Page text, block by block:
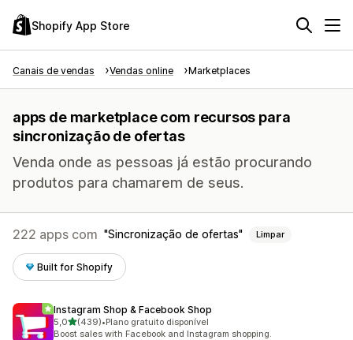
Shopify App Store
Canais de vendas Vendas online Marketplaces
apps de marketplace com recursos para
sincronização de ofertas
Venda onde as pessoas já estão procurando
produtos para chamarem de seus.
222 apps com Sincronização de ofertas Limpar
Built for Shopify
Instagram Shop & Facebook Shop
5,0de 5 estrelas
(439)
439 avaliações ao todo
•Plano gratuito disponível
Boost sales with Facebook and Instagram shopping.